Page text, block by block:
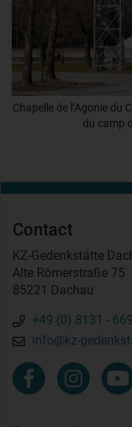
Chapelle de l’Agonie du
du camp
Contact
KZ-Gedenkstätte
Alte Römerstraße 75
85221 Dachau
+49 (0) 8131 -
info@kz-